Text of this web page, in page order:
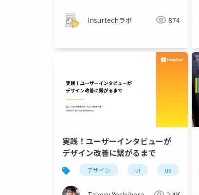
Insurtechラボ 874
実践！ユーザーインタビューが
デザイン改善に繋がるまで
デザイン ui ux